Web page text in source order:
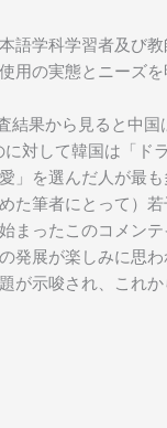
学科学習者及び
の実態とニーズ
から見ると中国
対して韓国は「
を選んだ人が最
筆者にとって）
ったこのコメン
展が楽しみに思
示唆され、これか